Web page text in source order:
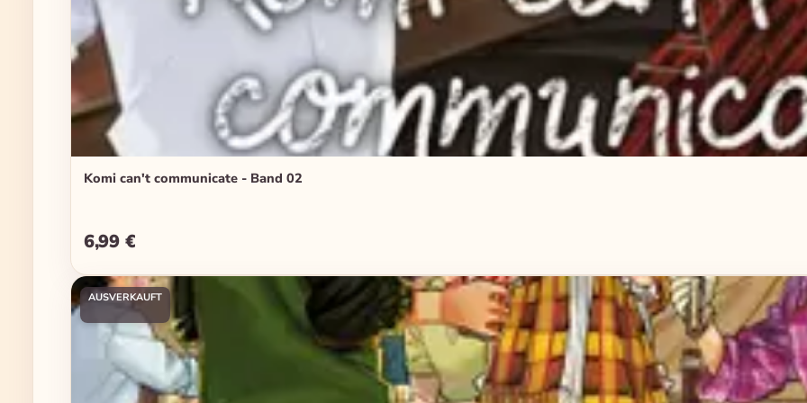
Komi can't communicate - Band 02
Regulärer Preis:
6,99 €
AUSVERKAUFT